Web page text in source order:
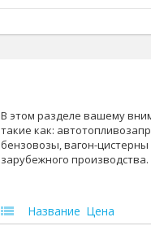
В этом разделе вашему
такие как:
бензовозы, вагон-
зарубежного производства.
Название Цена